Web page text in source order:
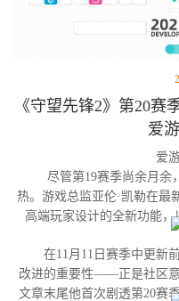
《守望先锋2》第20
爱
爱
尽管第19赛季尚余月余，
热。游戏总监亚伦·凯勒在最
高端玩家设计的全新功能
在11月11日赛季中更新前
改进的重要性——正是社区意
文章末尾他首次剧透第20赛